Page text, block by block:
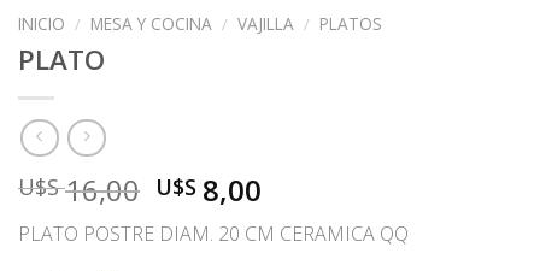
INICIO / MESA Y COCINA / VAJILLA / PLATOS
PLATO
U$S16,00 El
precio
original
U$S 8,00
precio
actual
PLATO POSTRE DIAM. 20 CM CERAMICA QQ